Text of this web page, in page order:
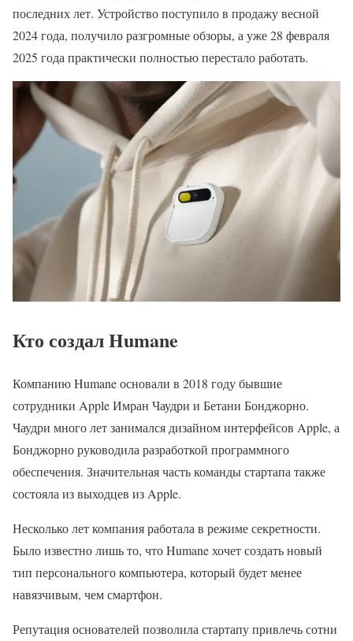
последних лет. Устройство поступило в продажу весной
2024 года, получило разгромные обзоры, а уже 28 февраля
2025 года практически полностью перестало работать.
Кто создал Humane
Компанию Humane основали в 2018 году бывшие
сотрудники Apple Имран Чаудри и Бетани Бонджорно.
Чаудри много лет занимался дизайном интерфейсов Apple, а
Бонджорно руководила разработкой программного
обеспечения. Значительная часть команды стартапа также
состояла из выходцев из Apple.
Несколько лет компания работала в режиме секретности.
Было известно лишь то, что Humane хочет создать новый
тип персонального компьютера, который будет менее
навязчивым, чем смартфон.
Репутация основателей позволила стартапу привлечь сотни